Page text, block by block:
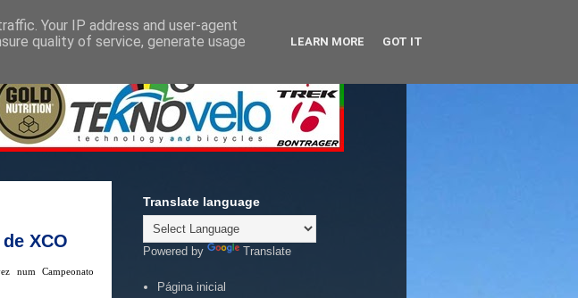
XCO
num Campeonato
Translate language
Powered by Translate
Página inicial
Your IP address and user-agent
quality of service, generate usage
LEARN MORE GOT IT